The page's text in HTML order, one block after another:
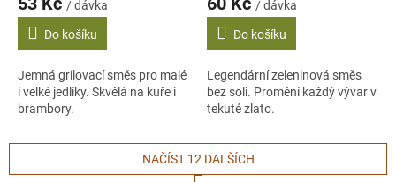
/ dávka
Do košíku
Jemná grilovací směs pro malé
i velké jedlíky. Skvělá na kuře i
brambory.
/ dávka
Do košíku
Legendární zeleninová směs
bez soli. Promění každý vývar v
tekuté zlato.
NAČÍST 12 DALŠÍCH